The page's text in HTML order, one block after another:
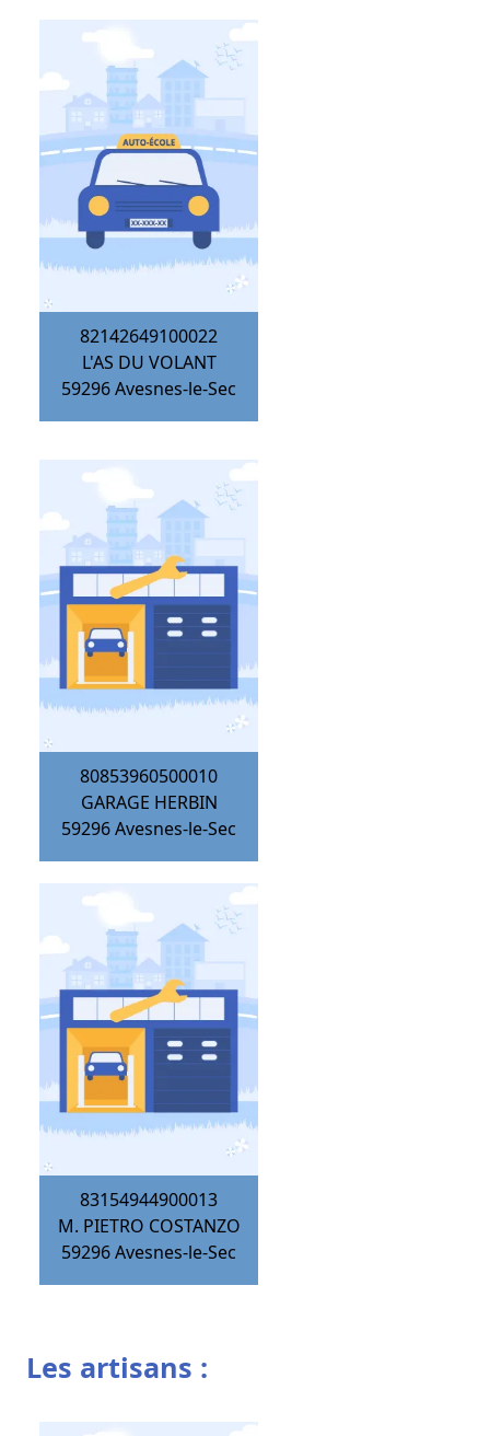
82142649100022
L'AS DU VOLANT
59296Avesnes-le-Sec
80853960500010
GARAGE HERBIN
59296Avesnes-le-Sec
83154944900013
M. PIETRO COSTANZO
59296Avesnes-le-Sec
Les artisans :